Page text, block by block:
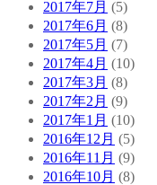
2017年7月 (5)
2017年6月 (8)
2017年5月 (7)
2017年4月 (10)
2017年3月 (8)
2017年2月 (9)
2017年1月 (10)
2016年12月 (5)
2016年11月 (9)
2016年10月 (8)